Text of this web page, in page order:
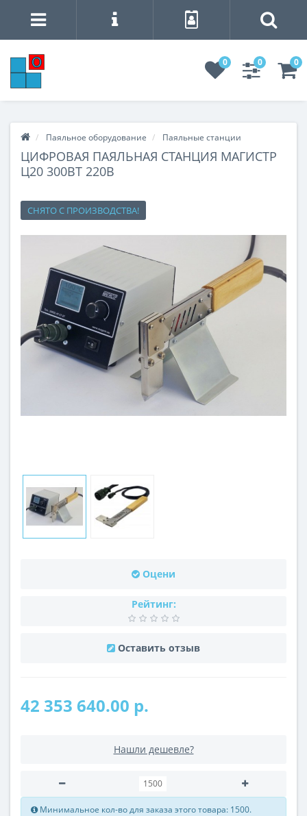
0 0 0
Паяльное оборудование Паяльные станции
ЦИФРОВАЯ ПАЯЛЬНАЯ СТАНЦИЯ МАГИСТР
Ц20 300ВТ 220В
СНЯТО С ПРОИЗВОДСТВА!
Оцени
Рейтинг:
Оставить отзыв
42 353 640.00 р.
Нашли дешевле?
Минимальное кол-во для заказа этого товара: 1500.